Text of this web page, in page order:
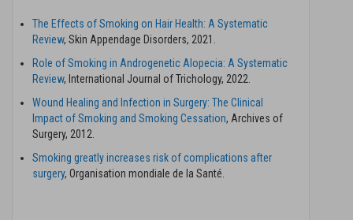
The Effects of Smoking on Hair Health: A Systematic
Review, Skin Appendage Disorders, 2021.
Role of Smoking in Androgenetic Alopecia: A Systematic
Review, International Journal of Trichology, 2022.
Wound Healing and Infection in Surgery: The Clinical
Impact of Smoking and Smoking Cessation, Archives of
Surgery, 2012.
Smoking greatly increases risk of complications after
surgery, Organisation mondiale de la Santé.